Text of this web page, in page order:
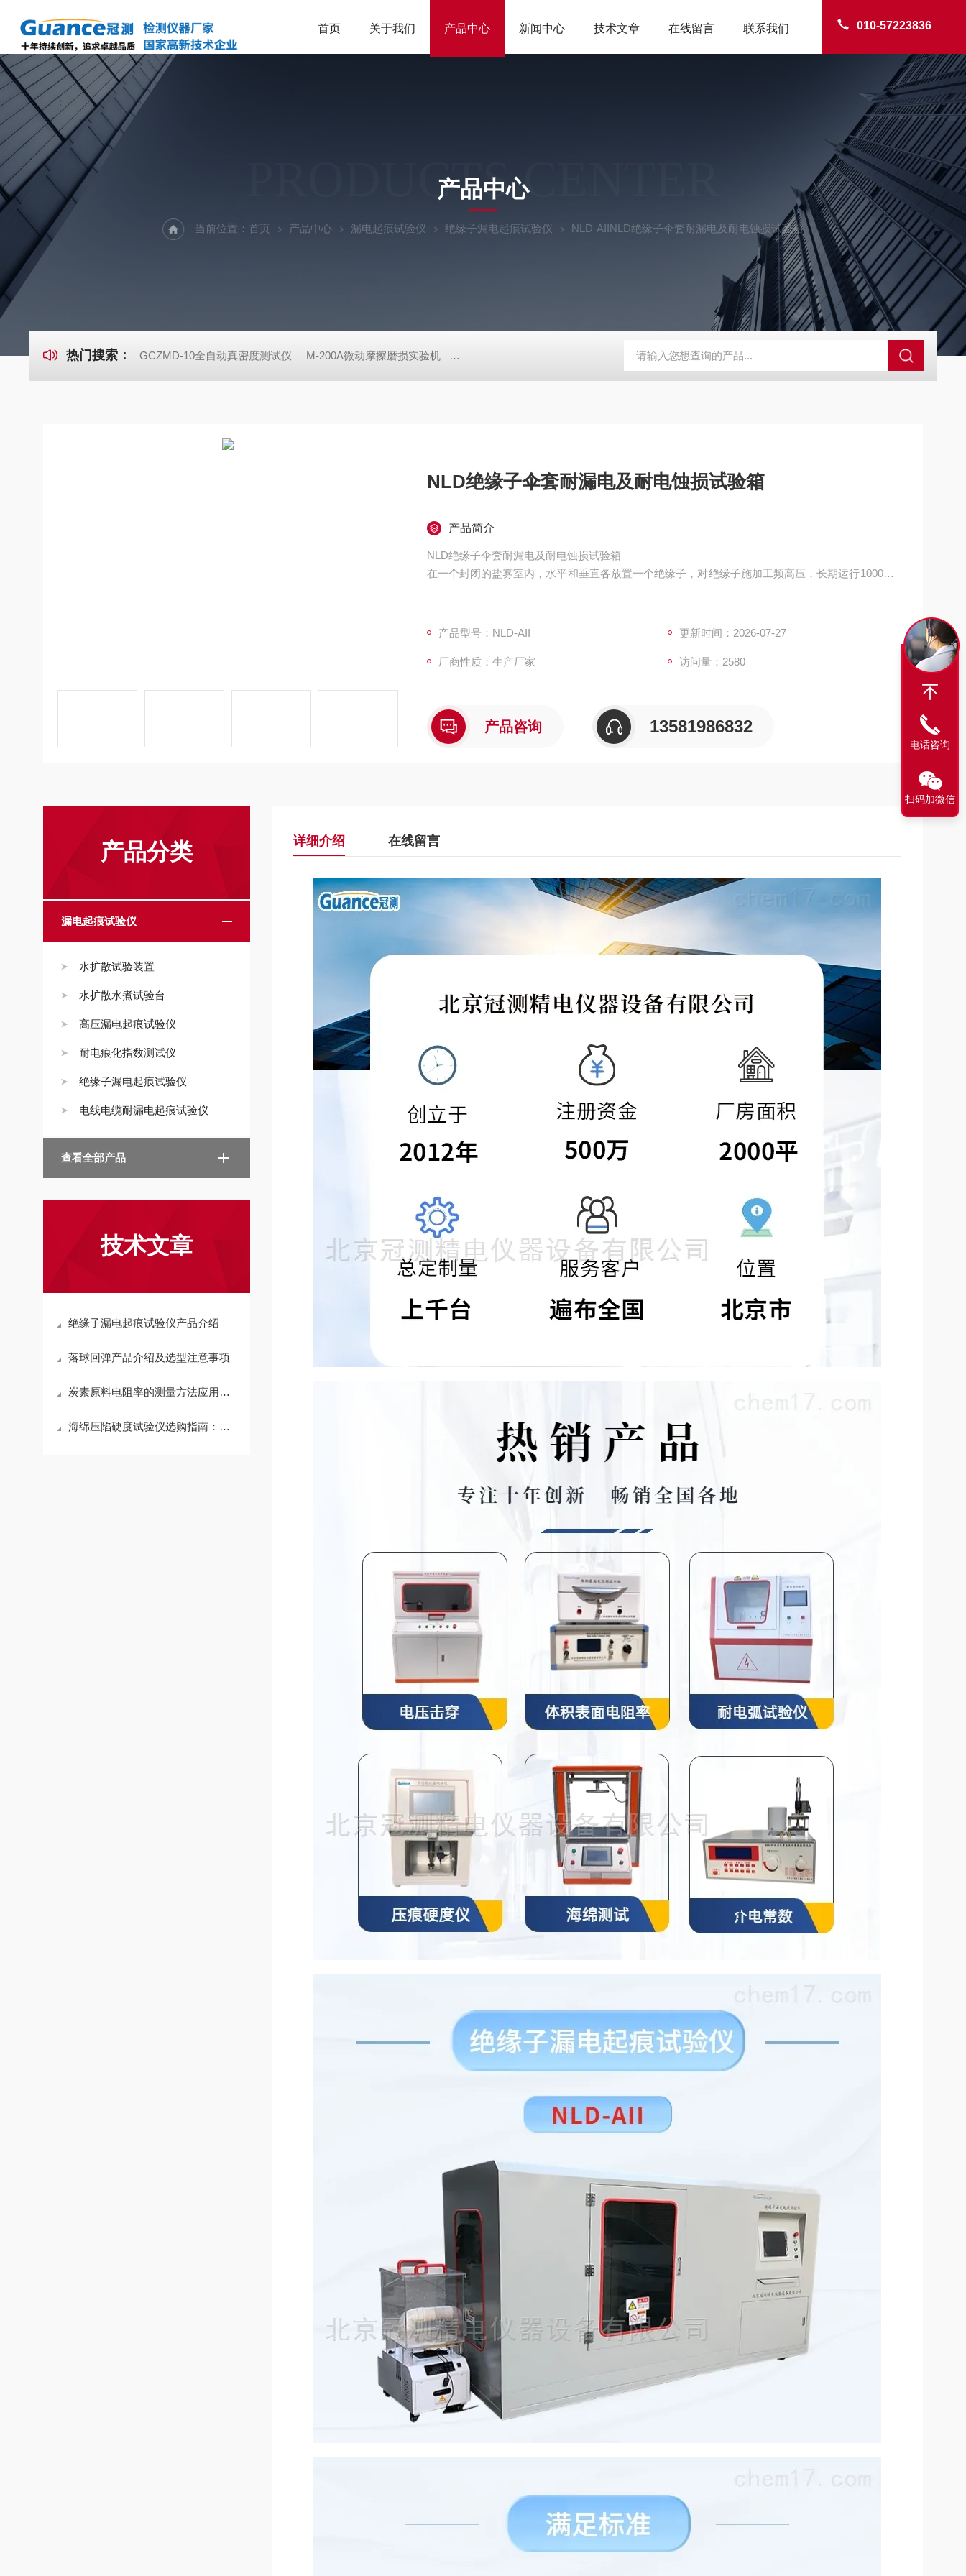
010-57223836
首页 关于我们 产品中心 新闻中心 技术文章 在线留言 联系我们
PRODUCTS CENTER
产品中心
当前位置： 首页 产品中心 漏电起痕试验仪 绝缘子漏电起痕试验仪 NLD-AIINLD绝缘子伞套耐漏电及耐电蚀损试验箱
热门搜索： GCZMD-10全自动真密度测试仪 M-200A微动摩擦磨损实验机 GCDDJ-50Kv电压击穿试验仪-微机控制 GCDDJ-50Kv绝缘材料电压击穿强度试验机 GCDDJ-100Kv
NLD绝缘子伞套耐漏电及耐电蚀损试验箱
产品简介
NLD绝缘子伞套耐漏电及耐电蚀损试验箱
在一个封闭的盐雾室内，水平和垂直各放置一个绝缘子，对绝缘子施加工频高压，长期运行1000小
产品型号：NLD-AII
更新时间：2026-07-27
厂商性质：生产厂家 访问量：2580
产品咨询 13581986832
产品分类
漏电起痕试验仪
水扩散试验装置
水扩散水煮试验台
高压漏电起痕试验仪
耐电痕化指数测试仪
绝缘子漏电起痕试验仪
电线电缆耐漏电起痕试验仪
查看全部产品
技术文章
绝缘子漏电起痕试验仪产品介绍
落球回弹产品介绍及选型注意事项
炭素原料电阻率的测量方法应用及影响因素
海绵压陷硬度试验仪选购指南：选对设备，为海绵质量把关
详细介绍 在线留言
电话咨询
扫码加微信